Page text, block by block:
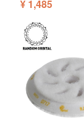
¥ 1,485